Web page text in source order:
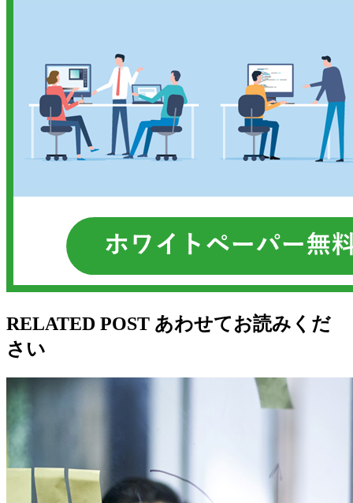
RELATED POST あわせてお読みくだ
さい